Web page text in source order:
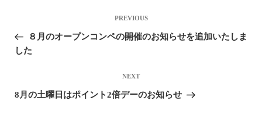
PREVIOUS
８月のオープンコンペの開催のお知らせを追加いたしま
した
NEXT
8月の土曜日はポイント2倍デーのお知らせ